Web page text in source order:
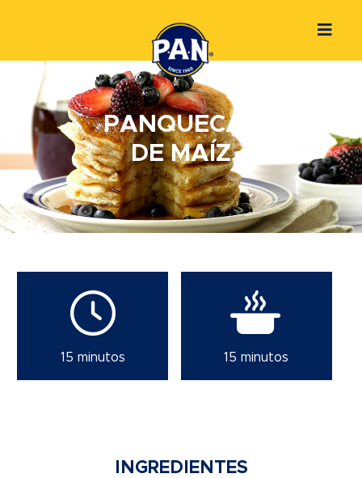
PANQUECAS
DE MAÍZ
15 minutos 15 minutos
INGREDIENTES